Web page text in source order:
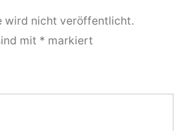
wird nicht veröffentlicht.
mit * markiert